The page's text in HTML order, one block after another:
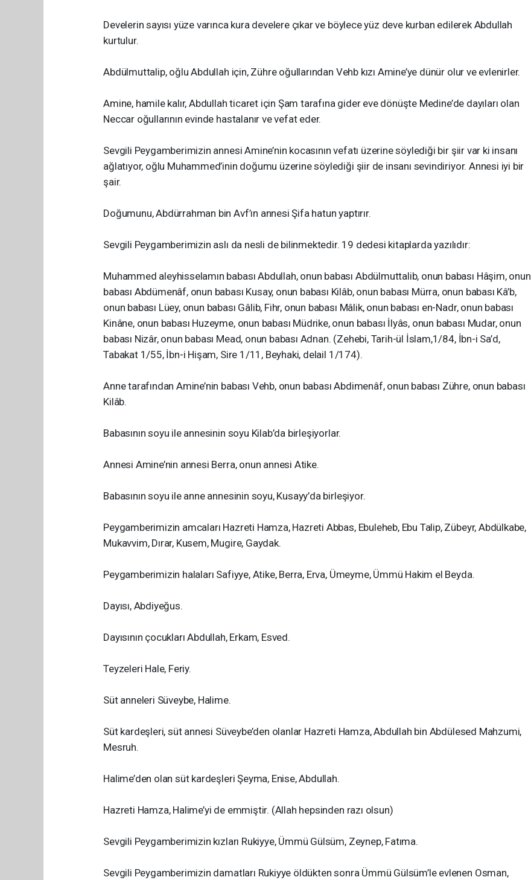
Develerin sayısı yüze varınca kura develere çıkar ve böylece yüz deve kurban edilerek Abdullah
kurtulur.
Abdülmuttalip, oğlu Abdullah için, Zühre oğullarından Vehb kızı Amine’ye dünür olur ve evlenirler.
Amine, hamile kalır, Abdullah ticaret için Şam tarafına gider eve dönüşte Medine’de dayıları olan
Neccar oğullarının evinde hastalanır ve vefat eder.
Sevgili Peygamberimizin annesi Amine’nin kocasının vefatı üzerine söylediği bir şiir var ki insanı
ağlatıyor, oğlu Muhammed’inin doğumu üzerine söylediği şiir de insanı sevindiriyor. Annesi iyi bir
şair.
Doğumunu, Abdürrahman bin Avf’ın annesi Şifa hatun yaptırır.
Sevgili Peygamberimizin aslı da nesli de bilinmektedir. 19 dedesi kitaplarda yazılıdır:
Muhammed aleyhisselamın babası Abdullah, onun babası Abdülmuttalib, onun babası Hâşim, onun
babası Abdümenâf, onun babası Kusay, onun babası Kilâb, onun babası Mürra, onun babası Kâ’b,
onun babası Lüey, onun babası Gâlib, Fihr, onun babası Mâlik, onun babası en-Nadr, onun babası
Kinâne, onun babası Huzeyme, onun babası Müdrike, onun babası İlyâs, onun babası Mudar, onun
babası Nizâr, onun babası Mead, onun babası Adnan. (Zehebi, Tarih-ül İslam,1/84, İbn-i Sa’d,
Tabakat 1/55, İbn-i Hişam, Sire 1/11, Beyhaki, delail 1/174).
Anne tarafından Amine’nin babası Vehb, onun babası Abdimenâf, onun babası Zühre, onun babası
Kilâb.
Babasının soyu ile annesinin soyu Kilab’da birleşiyorlar.
Annesi Amine’nin annesi Berra, onun annesi Atike.
Babasının soyu ile anne annesinin soyu, Kusayy’da birleşiyor.
Peygamberimizin amcaları Hazreti Hamza, Hazreti Abbas, Ebuleheb, Ebu Talip, Zübeyr, Abdülkabe,
Mukavvim, Dırar, Kusem, Mugire, Gaydak.
Peygamberimizin halaları Safiyye, Atike, Berra, Erva, Ümeyme, Ümmü Hakim el Beyda.
Dayısı, Abdiyeğus.
Dayısının çocukları Abdullah, Erkam, Esved.
Teyzeleri Hale, Feriy.
Süt anneleri Süveybe, Halime.
Süt kardeşleri, süt annesi Süveybe’den olanlar Hazreti Hamza, Abdullah bin Abdülesed Mahzumi,
Mesruh.
Halime’den olan süt kardeşleri Şeyma, Enise, Abdullah.
Hazreti Hamza, Halime’yi de emmiştir. (Allah hepsinden razı olsun)
Sevgili Peygamberimizin kızları Rukiyye, Ümmü Gülsüm, Zeynep, Fatıma.
Sevgili Peygamberimizin damatları Rukiyye öldükten sonra Ümmü Gülsüm’le evlenen Osman,